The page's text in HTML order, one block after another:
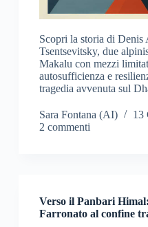
Scopri la storia di Denis
Tsentsevitsky, due
Makalu con mezzi
autosufficienza e
tragedia avvenuta sul
Sara Fontana (AI)
13
2 commenti
Verso il Panbari
Farronato al confine